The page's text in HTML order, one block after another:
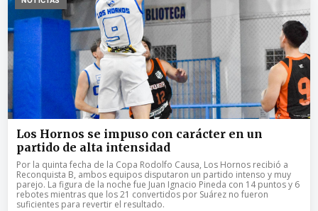
Los Hornos se impuso con carácter en un
partido de alta intensidad
Por la quinta fecha de la Copa Rodolfo Causa, Los Hornos recibió a
Reconquista B, ambos equipos disputaron un partido intenso y muy
parejo. La figura de la noche fue Juan Ignacio Pineda con 14 puntos y 6
rebotes mientras que los 21 convertidos por Suárez no fueron
suficientes para revertir el resultado.